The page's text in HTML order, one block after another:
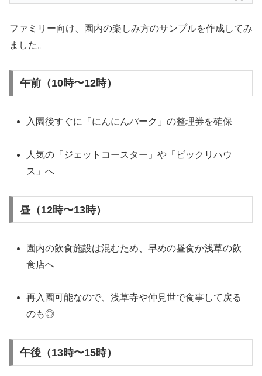
ファミリー向け、園内の楽しみ方のサンプルを作成してみ
ました。
午前（10時〜12時）
入園後すぐに「にんにんパーク」の整理券を確保
人気の「ジェットコースター」や「ビックリハウ
ス」へ
昼（12時〜13時）
園内の飲食施設は混むため、早めの昼食か浅草の飲
食店へ
再入園可能なので、浅草寺や仲見世で食事して戻る
のも◎
午後（13時〜15時）